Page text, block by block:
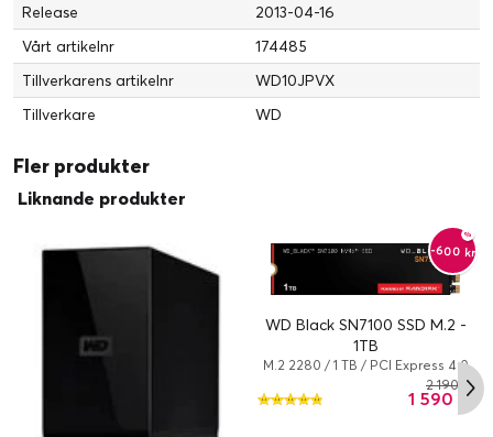
Längd:
100.2 mm
Bredd:
69.85 mm
Release
2013-04-16
Vårt artikelnr
174485
Tillverkarens artikelnr
WD10JPVX
Tillverkare
WD
Fler produkter
Liknande produkter
-600 kr
WD Black SN7100 SSD M.2 -
1TB
M.2 2280 / 1 TB / PCI Express 4.0
(NVMe) / 7250 MBps
1 590 kr
2 190 kr